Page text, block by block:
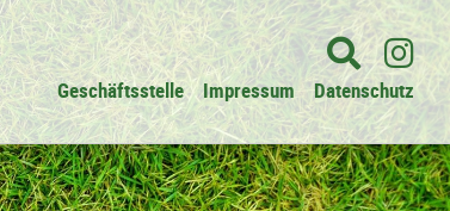
Geschäftsstelle Impressum Datenschutz